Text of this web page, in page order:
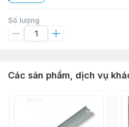
Số lượng
Các sản phẩm, dịch vụ